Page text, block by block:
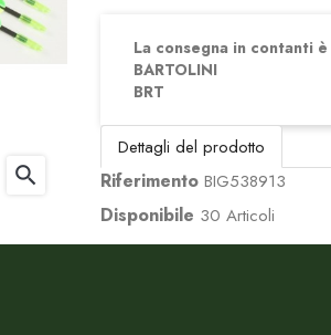
search
La consegna in contanti
BARTOLINI
BRT
Dettagli del prodotto
Riferimento BIG538913
Disponibile 30 Articoli